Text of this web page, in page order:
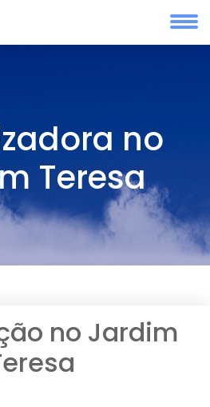
no
Teresa
no Jardim